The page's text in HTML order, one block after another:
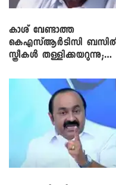
കാശ് വേണ്ടാത്ത
കെഎസ്ആർടിസി
സ്ത്രീകൾ തള്ളിക്കയറുന്നു;